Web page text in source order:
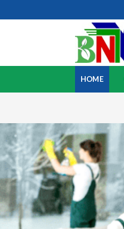
to
HOME